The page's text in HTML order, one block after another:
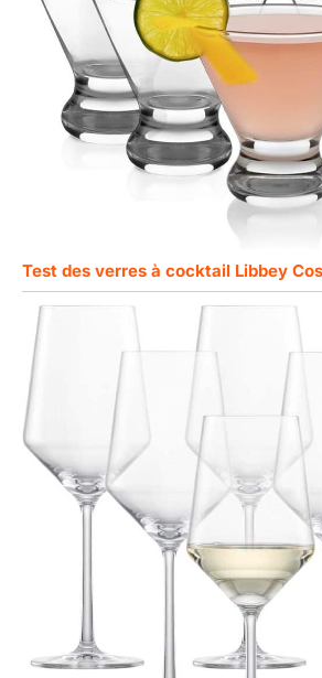
Test des verres à cocktail Libbey